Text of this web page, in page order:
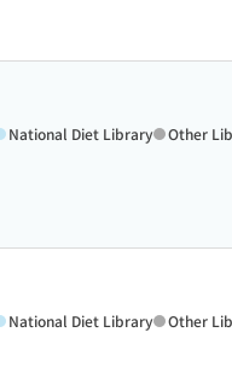
National Diet Library Other
National Diet Library Other